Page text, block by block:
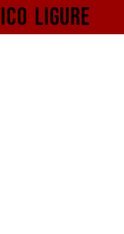
ligure